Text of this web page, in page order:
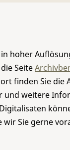
hoher
Seite
finden Sie die
und weitere
wir Sie gerne